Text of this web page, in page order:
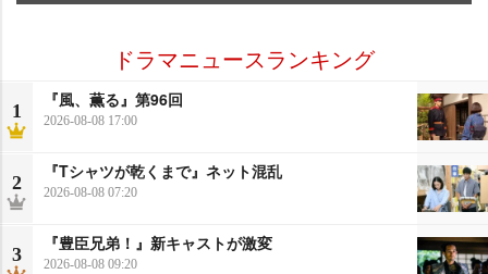
ドラマニュースランキング
1
『風、薫る』第96回
2026-08-08 17:00
2
『Tシャツが乾くまで』ネット混乱
2026-08-08 07:20
3
『豊臣兄弟！』新キャストが激変
2026-08-08 09:20